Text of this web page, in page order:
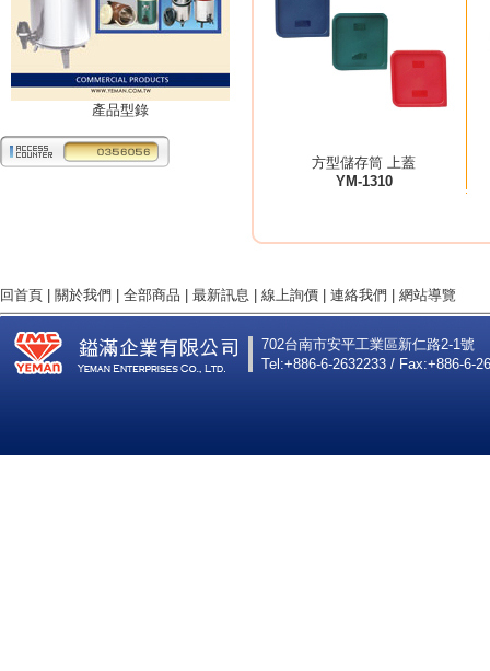
產品型錄
方型儲存筒 上蓋
YM-1310
回首頁 關於我們 全部商品 最新訊息 線上詢價 連絡我們 網站導覽
702台南市安平工業區新仁路2-1號
Tel:+886-6-2632233 / Fax:+886-6-